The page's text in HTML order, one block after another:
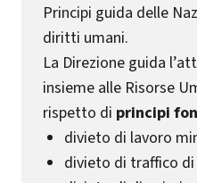
Principi guida delle
diritti umani.
La Direzione guida
insieme alle Risorse
rispetto di principi
divieto di lavoro
divieto di traffico di